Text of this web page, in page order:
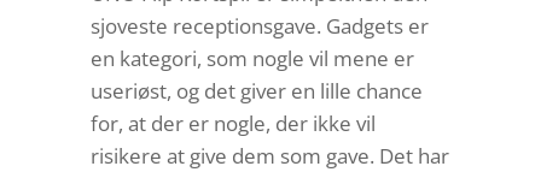
sjoveste receptionsgave. Gadgets er
en kategori, som nogle vil mene er
useriøst, og det giver en lille chance
for, at der er nogle, der ikke vil
risikere at give dem som gave. Det har